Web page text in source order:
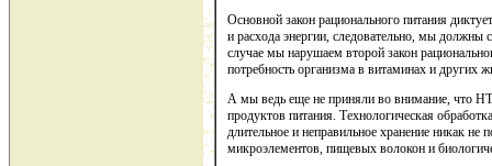
Основной закон рационального питания
и расхода энергии, следовательно, мы
случае мы нарушаем второй закон
потребность организма в витаминах и других
А мы ведь еще не приняли во внимание, что
продуктов питания. Технологическая
длительное и неправильное хранение никак
микроэлементов, пищевых волокон и